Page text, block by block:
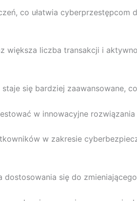
co ułatwia
większa liczba transakcji i
się bardziej zaawansowane,
w innowacyjne
w zakresie
się do